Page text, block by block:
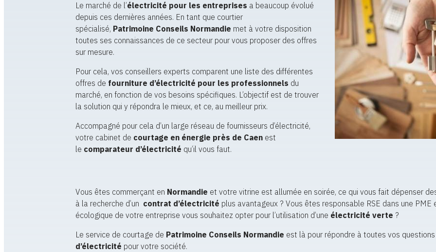
Le marché de l’électricité pour les entreprises a beaucoup évolué
depuis ces dernières années. En tant que courtier
spécialisé, Patrimoine Conseils Normandie met à votre disposition
toutes ses connaissances de ce secteur pour vous proposer des offres
sur mesure.
Pour cela, vos conseillers experts comparent une liste des différentes
offres de fourniture d’électricité pour les professionnels du
marché, en fonction de vos besoins spécifiques. L’objectif est de trouver
la solution qui y répondra le mieux, et ce, au meilleur prix.
Accompagné pour cela d’un large réseau de fournisseurs d’électricité,
votre cabinet de courtage en énergie près de Caen est
le comparateur d’électricité qu’il vous faut.
Vous êtes commerçant en Normandie et votre vitrine est allumée en soirée, ce qui vous fait dépenser
à la recherche d’un contrat d’électricité plus avantageux ? Vous êtes responsable RSE dans une
écologique de votre entreprise vous souhaitez opter pour l’utilisation d’une électricité verte ?
Le service de courtage de Patrimoine Conseils Normandie est là pour répondre à toutes vos
d’électricité pour votre société.